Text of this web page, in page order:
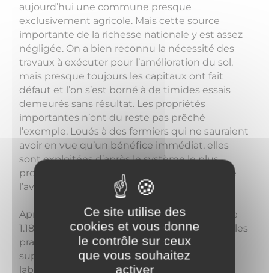
aujourd’hui une commune presque
exclusivement agricole. Mais cette source
importante de la richesse nationale y est assez
négligée. On a bien reconnu la nécessité des
travaux à exécuter pour l’amélioration du sol,
mais presque toujours les capitaux ont fait
défaut et l’on s’est borné à de timides essais
demeurés sans résultat. Les propriétés
importantes n’ont du reste pas prêché
l’exemple. Loués à des fermiers qui ne sauraient
avoir en vue qu’un bénéfice immédiat, elles
sont exploitées d’après le système le plus
productif quant au présent, sans nul souci de
l’avenir.
Après les forêts qui couvrent une étendue de
1.185 ha, c’est à dire la moitié du sol, viennent les
prairies naturelles et artificielles dont la
superficie totale est de 120 ha. Les terres
labourables soumises à l’assolement triennal
Ce site utilise des
cookies et vous donne
le contrôle sur ceux
que vous souhaitez
activer